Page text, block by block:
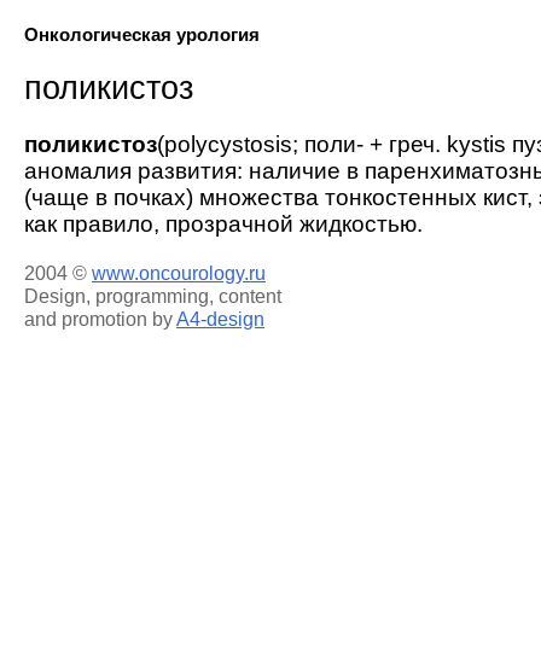
Онкологическая урология
поликистоз
поликистоз(polycystosis; поли- + греч. kystis
аномалия развития: наличие в
(чаще в почках) множества тонкостенных
как правило, прозрачной жидкостью.
2004 © www.oncourology.ru
Design, programming, content
and promotion byA4-design